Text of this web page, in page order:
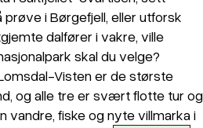
i Børgefjell, eller utforsk
dalfører i vakre, ville
skal du velge?
Visten er de største
og alle tre er svært flotte tur og
vandre, fiske og nyte villmarka i